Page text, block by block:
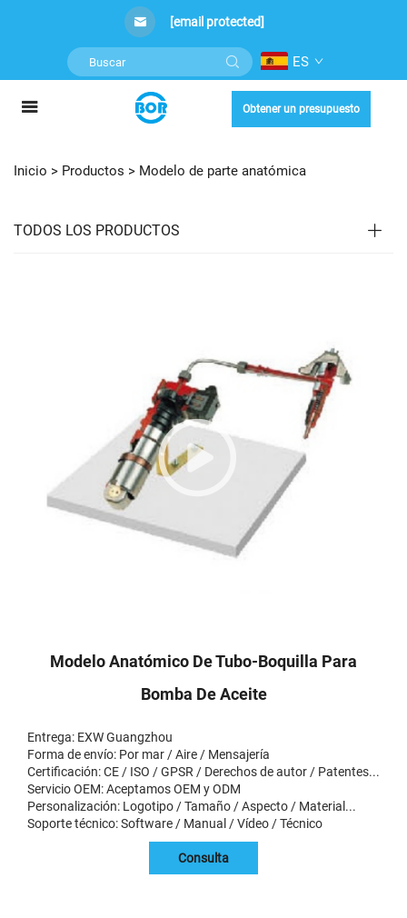
[email protected]
ES
Obtener un presupuesto
Inicio > Productos > Modelo de parte anatómica
TODOS LOS PRODUCTOS
Modelo Anatómico De Tubo-Boquilla Para
Bomba De Aceite
Entrega: EXW Guangzhou
Forma de envío: Por mar / Aire / Mensajería
Certificación: CE / ISO / GPSR / Derechos de autor / Patentes...
Servicio OEM: Aceptamos OEM y ODM
Personalización: Logotipo / Tamaño / Aspecto / Material...
Soporte técnico: Software / Manual / Vídeo / Técnico
Consulta